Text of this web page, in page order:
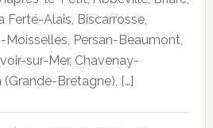
Ferté-Alais, Biscarrosse,
Moisselles, Persan-Beaumont,
sur-Mer, Chavenay-
Bretagne), […]